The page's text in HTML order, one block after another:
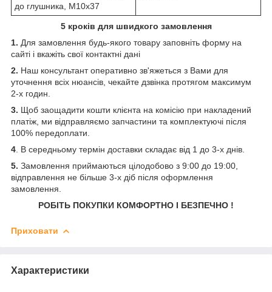
до глушника, М10х37
5 кроків для швидкого замовлення
1. Для замовлення будь-якого товару заповніть форму на
сайті і вкажіть свої контактні дані
2. Наш консультант оперативно зв'яжеться з Вами для
уточнення всіх нюансів, чекайте дзвінка протягом максимум
2-х годин.
3. Щоб заощадити кошти клієнта на комісію при накладений
платіж, ми відправляємо запчастини та комплектуючі після
100% передоплати.
4 . В середньому термін доставки складає від 1 до 3-х днів.
5. Замовлення приймаються цілодобово з 9:00 до 19:00,
відправлення не більше 3-х діб після оформлення
замовлення.
РОБІТЬ ПОКУПКИ КОМФОРТНО І БЕЗПЕЧНО !
Приховати
Характеристики